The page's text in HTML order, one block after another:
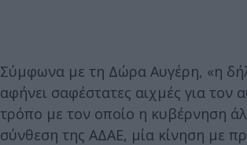
Σύμφωνα με τη Δώρα Αυγέρη, «η
αφήνει σαφέστατες αιχμές για τον
τρόπο με τον οποίο η κυβέρνηση
σύνθεση της ΑΔΑΕ, μία κίνηση με